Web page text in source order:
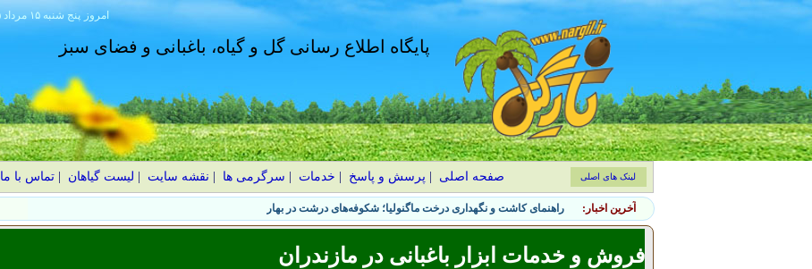
۱۴۰۵ پنج شنبه ۱۵ مرداد امروز
پایگاه اطلاع رسانی گل و گیاه، باغبانی و فضای سبز
صفحه اصلی پرسش و پاسخ خدمات سرگرمی ها نقشه سایت لیست گیاهان |تماس با ما لینک های اصلی
آخرین اخبار: ۷ گیاه بومی ایران برای بالکن‌های آفتاب‌گیر؛ کم‌توقع و مقاوم
فروش و خدمات ابزار باغبانی در مازندران